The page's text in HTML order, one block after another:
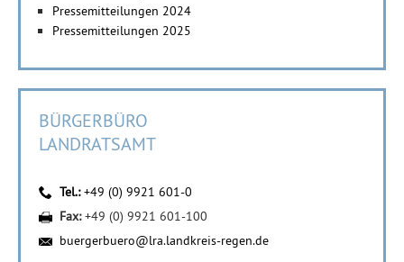
Pressemitteilungen 2024
Pressemitteilungen 2025
BÜRGERBÜRO
LANDRATSAMT
Tel.:+49 (0) 9921 601-0
Fax:+49 (0) 9921 601-100
buergerbuero@lra.landkreis-regen.de